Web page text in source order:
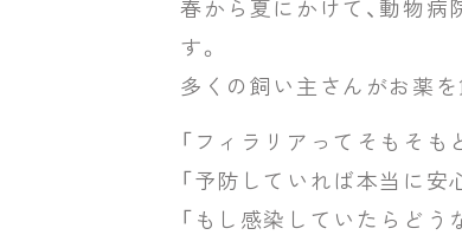
春から夏にかけて、動物病
す。
多くの飼い主さんがお薬
「フィラリアってそもそも
「予防していれば本当に安
「もし感染していたらどう